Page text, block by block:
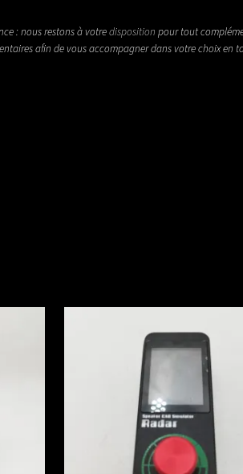
: nous restons à votredisposition pour tout
afin de vous accompagner dans votre choix en